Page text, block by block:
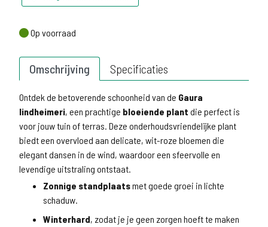
Op voorraad
Op voorraad
Omschrijving Specificaties
Ontdek de betoverende schoonheid van de Gaura
lindheimeri, een prachtige bloeiende plant die perfect is
voor jouw tuin of terras. Deze onderhoudsvriendelijke plant
biedt een overvloed aan delicate, wit-roze bloemen die
elegant dansen in de wind, waardoor een sfeervolle en
levendige uitstraling ontstaat.
Zonnige standplaatsmet goede groei in lichte
schaduw.
Winterhard, zodat je je geen zorgen hoeft te maken